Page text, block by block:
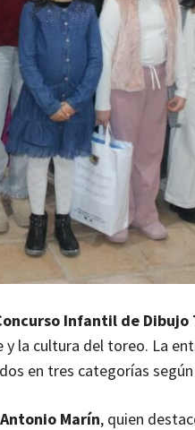
Infantil de Dibujo
la cultura del toreo. La
en tres categorías según
Marín, quien